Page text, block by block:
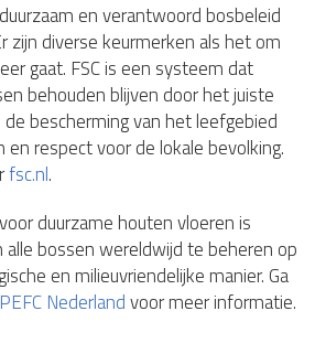
en verantwoord bosbeleid
zijn diverse keurmerken als het om
gaat. FSC is een systeem dat
behouden blijven door het juiste
bescherming van het leefgebied
respect voor de lokale bevolking.
fsc.nl.
duurzame houten vloeren is
alle bossen wereldwijd te beheren op
en milieuvriendelijke manier. Ga
Nederlandvoor meer informatie.